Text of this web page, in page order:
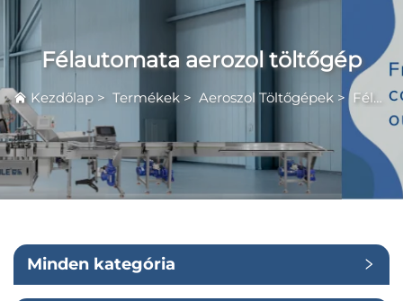
Rólunk
Termékek
Hírek
GYIK
Alkalmazás
Félautomata aerozol töltőgép
Kezdőlap > Termékek > Aeroszol Töltőgépek > Félautomata aerozol töltőgép
Minden kategória